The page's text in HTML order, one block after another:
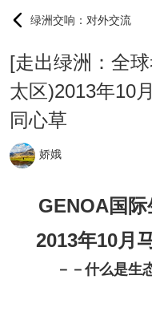
绿洲交响：对外交流
[走出绿洲：全
太区)2013年10
同心草
娇娥
GENOA国
2013年10月
－－什么是生